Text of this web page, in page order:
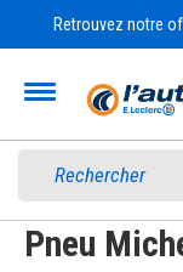
Retrouvez notre
Pneu